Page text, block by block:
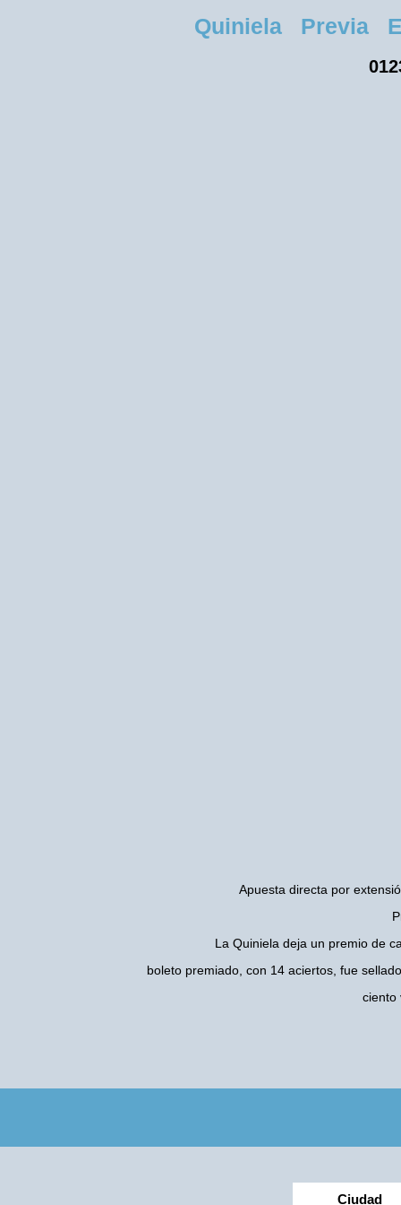
Quiniela Previa
Apuesta directa por
La Quiniela deja un premio de
boleto premiado, con 14 aciertos, fue
Ciudad